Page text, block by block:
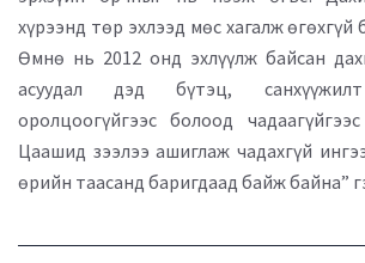
хүрээнд төр эхлээд мөс хагалж өгөхгүй
Өмнө нь 2012 онд эхлүүлж байсан
асуудал дэд бүтэц,
оролцоогүйгээс болоод
Цаашид зээлээ ашиглаж чадахгүй
өрийн таасанд баригдаад байж байна”